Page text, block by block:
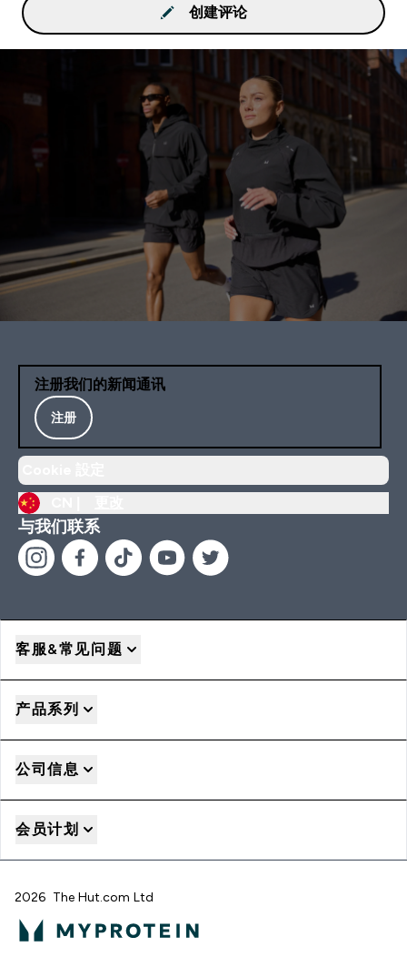
创建评论
注册我们的新闻通讯
注册
与我们联系
客服&常见问题
产品系列
公司信息
会员计划
2026 The Hut.com Ltd